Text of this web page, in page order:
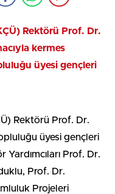
Rektörü Prof. Dr.
kermes
üyesi gençleri
Rektörü Prof. Dr.
üyesi gençleri
Prof. Dr.
Prof. Dr.
Projeleri